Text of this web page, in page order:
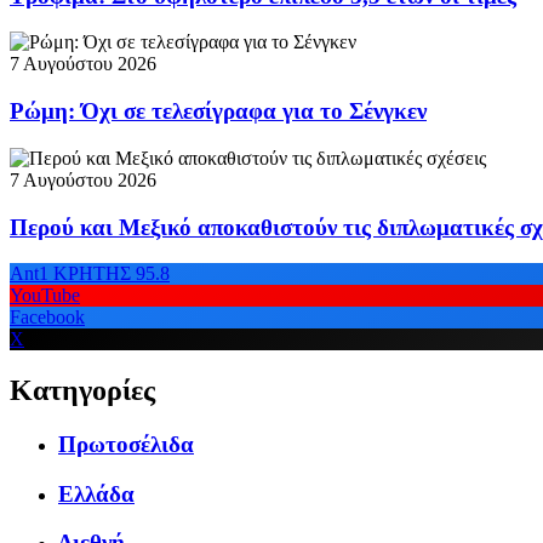
7 Αυγούστου 2026
Ρώμη: Όχι σε τελεσίγραφα για το Σένγκεν
7 Αυγούστου 2026
Περού και Μεξικό αποκαθιστούν τις διπλωματικές
Ant1 ΚΡΗΤΗΣ 95.8
YouTube
Facebook
X
Κατηγορίες
Πρωτοσέλιδα
Ελλάδα